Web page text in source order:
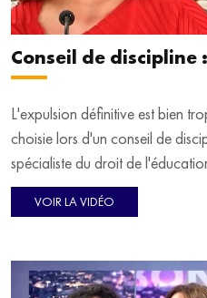
Conseil de
L'expulsion définitive est bien
choisie lors d'un conseil de
spécialiste du droit de
qui ne serait jamais toléré dans
VOIR LA VIDÉO